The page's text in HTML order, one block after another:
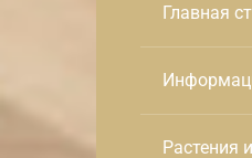
Главная
Растения